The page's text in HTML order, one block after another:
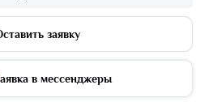
заявку
в мессенджеры